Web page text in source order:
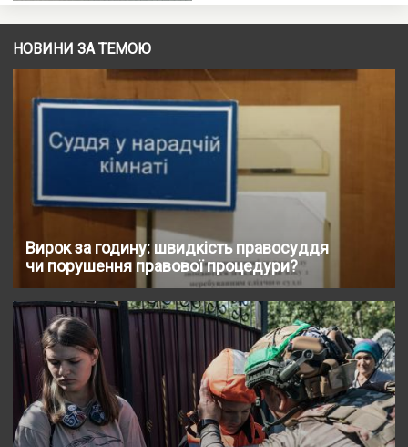
НОВИНИ ЗА ТЕМОЮ
Вирок за годину: швидкість правосуддя
чи порушення правової процедури?